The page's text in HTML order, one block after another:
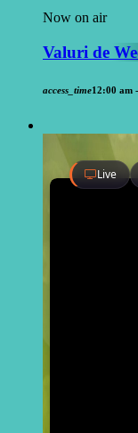
Now on air
Valuri de
access_time12:00 am